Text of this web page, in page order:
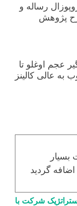
رساله و
پژوهش
عجم اوغلو تا
به عالی کالینز
گردید
شرکت با